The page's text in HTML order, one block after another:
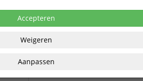
Tucker’S Fun Factory Spellen
Accepteren
Weigeren
Aanpassen